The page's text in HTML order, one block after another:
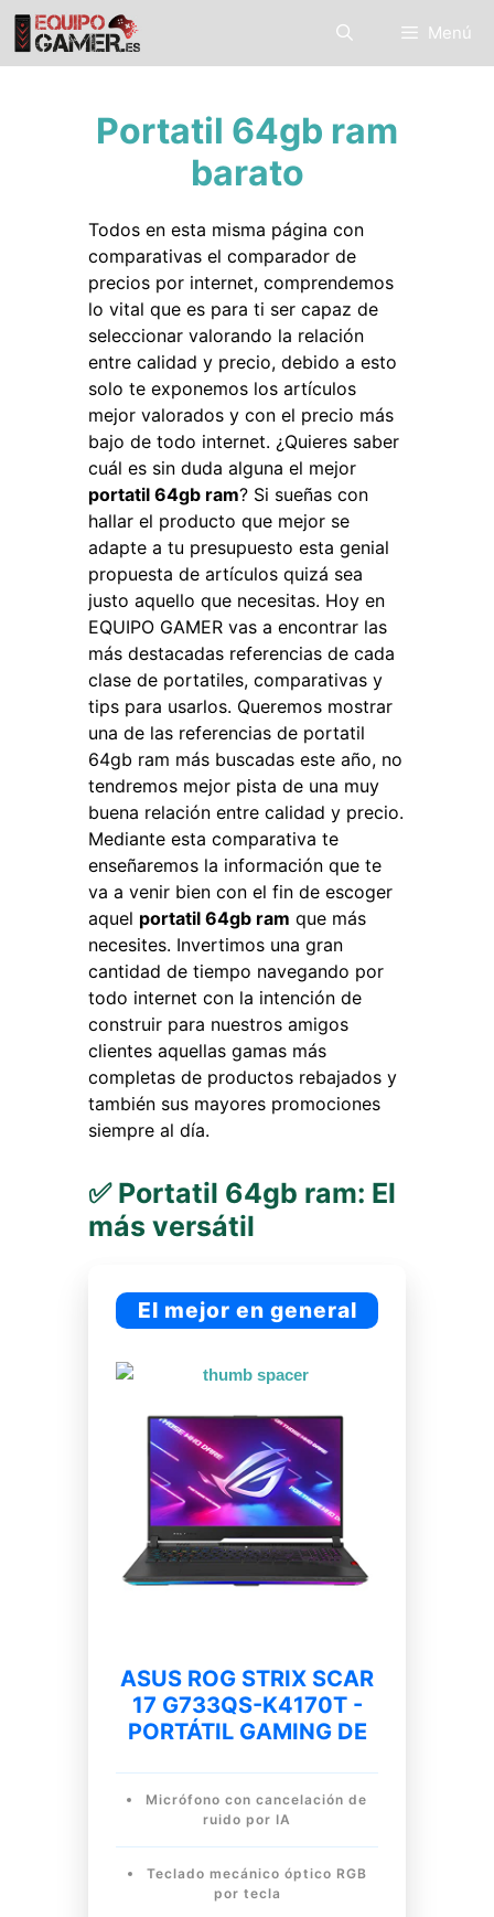
Saltar
contenido
Menú
Portatil 64gb ram
barato
Todos en esta misma página con
comparativas el comparador de
precios por internet, comprendemos
lo vital que es para ti ser capaz de
seleccionar valorando la relación
entre calidad y precio, debido a esto
solo te exponemos los artículos
mejor valorados y con el precio más
bajo de todo internet. ¿Quieres saber
cuál es sin duda alguna el mejor
portatil 64gb ram? Si sueñas con
hallar el producto que mejor se
adapte a tu presupuesto esta genial
propuesta de artículos quizá sea
justo aquello que necesitas. Hoy en
EQUIPO GAMER vas a encontrar las
más destacadas referencias de cada
clase de portatiles, comparativas y
tips para usarlos. Queremos mostrar
una de las referencias de portatil
64gb ram más buscadas este año, no
tendremos mejor pista de una muy
buena relación entre calidad y precio.
Mediante esta comparativa te
enseñaremos la información que te
va a venir bien con el fin de escoger
aquel portatil 64gb ram que más
necesites. Invertimos una gran
cantidad de tiempo navegando por
todo internet con la intención de
construir para nuestros amigos
clientes aquellas gamas más
completas de productos rebajados y
también sus mayores promociones
siempre al día.
✅ Portatil 64gb ram: El
más versátil
El mejor en general
ASUS ROG STRIX SCAR
17 G733QS-K4170T -
PORTÁTIL GAMING DE
Micrófono con cancelación de
ruido por IA
Teclado mecánico óptico RGB
por tecla